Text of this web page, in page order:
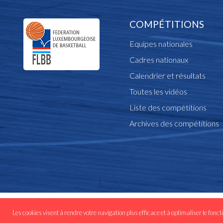
COMPÉTITIONS
Equipes nationales
Cadres nationaux
Calendrier et résultats
Toutes les vidéos
Liste des compétitions
Archives des compétitions
© Copyright flbb.lu -
Les cookies visent à rendre votre navigation plus efficace et à optimaliser le